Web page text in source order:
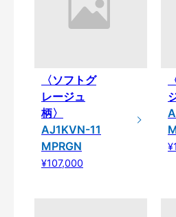
〈ソフトグ
レージュ
柄〉
AJ1KVN-11
MPRGN
¥107,000